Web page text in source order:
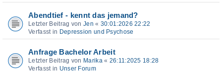
Abendtief - kennt das jemand?
Letzter Beitrag von Jen « 30:01:2026 22:22
Verfasst in Depression und Psychose
Anfrage Bachelor Arbeit
Letzter Beitrag von Marika« 26:11:2025 18:28
Verfasst in Unser Forum